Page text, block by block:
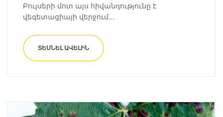
Բույսերի մոտ այս հիվանդությունը է
վեգետացիայի վերջում...
ՏԵՍՆԵԼ ԱՎԵԼԻՆ